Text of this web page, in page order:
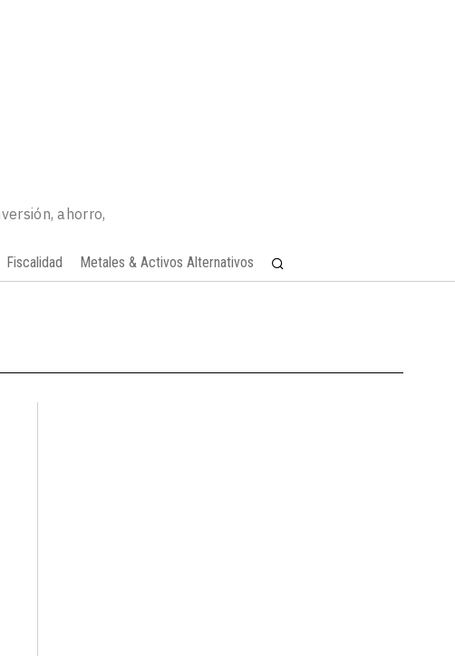
ahorro,
Fiscalidad Metales & Activos Alternativos